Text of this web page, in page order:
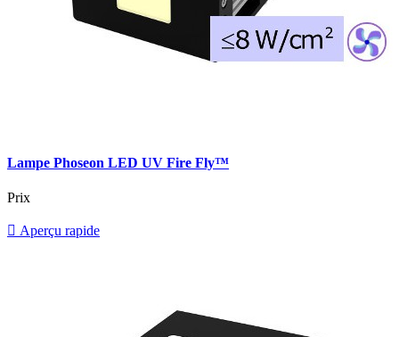
Lampe Phoseon LED UV Fire Fly™
Prix
 Aperçu rapide